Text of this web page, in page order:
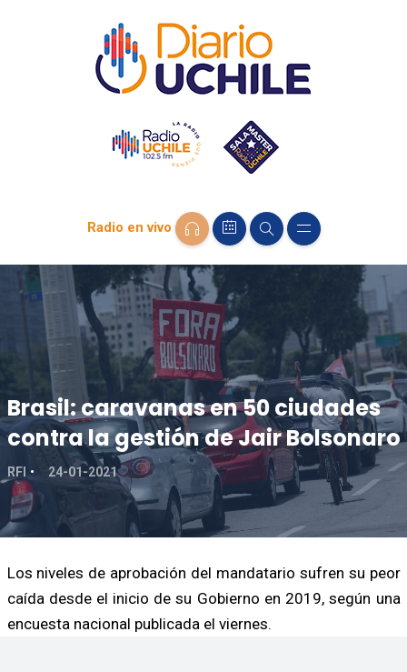
Radio en vivo
Brasil: caravanas en 50 ciudades
contra la gestión de Jair Bolsonaro
RFI 24-01-2021
Los niveles de aprobación del mandatario sufren su peor
caída desde el inicio de su Gobierno en 2019, según una
encuesta nacional publicada el viernes.